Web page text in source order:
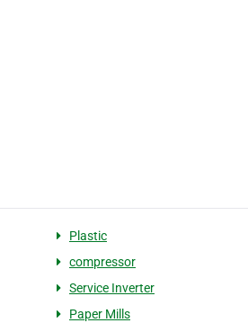
Plastic
compressor
Service Inverter
Paper Mills